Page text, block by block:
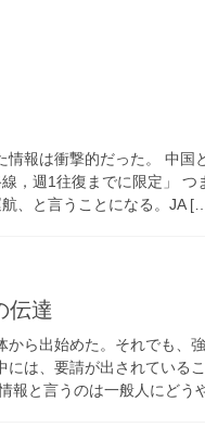
情報は衝撃的だった。 中国
，週1往復までに限定」 つ
、と言うことになる。JA
伝達
ら出始めた。それでも、
には、要請が出されている
報と言うのは一般人にど